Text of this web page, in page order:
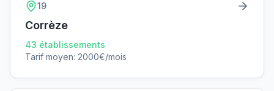
19
Corrèze
43 établissements
Tarif moyen: 2000€/mois